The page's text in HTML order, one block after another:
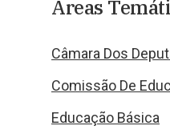
Áreas
Câmara Dos
Comissão De
Educação Básica